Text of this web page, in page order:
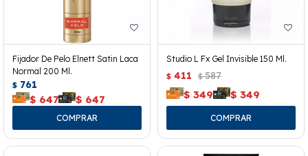
Fijador De Pelo Elnett Satin Laca
Normal 200 Ml.
$ 761
$ 647 $ 647
Studio L Fx Gel Invisible 150 Ml.
$ 411 $ 587
$ 349 $ 349